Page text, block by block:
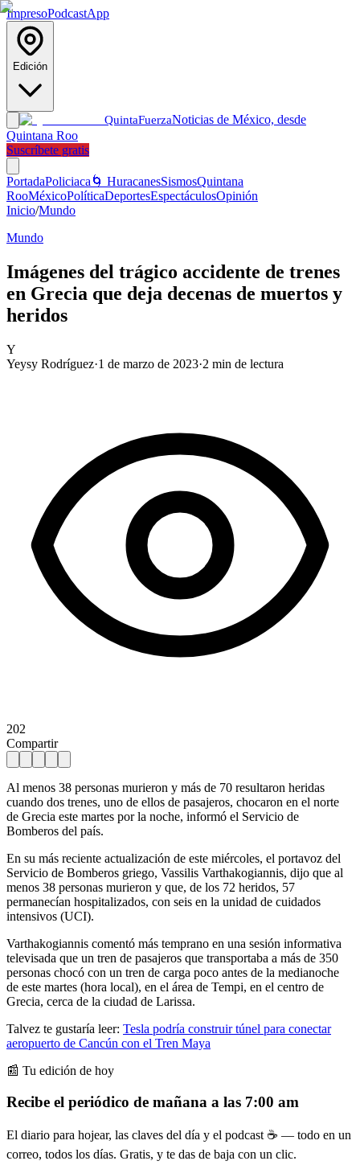
ImpresoPodcastApp
Edición
QuintaFuerzaNoticias de México, desde
Quintana Roo
Suscríbete gratis
PortadaPoliciaca 🌀 HuracanesSismosQuintana
RooMéxicoPolíticaDeportesEspectáculosOpinión
Inicio/Mundo
Mundo
Imágenes del trágico accidente de trenes
en Grecia que deja decenas de muertos y
heridos
Y
Yeysy Rodríguez·1 de marzo de 2023·2 min de lectura
202
Compartir
Al menos 38 personas murieron y más de 70 resultaron heridas
cuando dos trenes, uno de ellos de pasajeros, chocaron en el norte
de Grecia este martes por la noche, informó el Servicio de
Bomberos del país.
En su más reciente actualización de este miércoles, el portavoz del
Servicio de Bomberos griego, Vassilis Varthakogiannis, dijo que al
menos 38 personas murieron y que, de los 72 heridos, 57
permanecían hospitalizados, con seis en la unidad de cuidados
intensivos (UCI).
Varthakogiannis comentó más temprano en una sesión informativa
televisada que un tren de pasajeros que transportaba a más de 350
personas chocó con un tren de carga poco antes de la medianoche
de este martes (hora local), en el área de Tempi, en el centro de
Grecia, cerca de la ciudad de Larissa.
Talvez te gustaría leer: Tesla podría construir túnel para conectar
aeropuerto de Cancún con el Tren Maya
📰 Tu edición de hoy
Recibe el periódico de mañana a las 7:00 am
El diario para hojear, las claves del día y el podcast ☕ — todo en un
correo, todos los días. Gratis, y te das de baja con un clic.